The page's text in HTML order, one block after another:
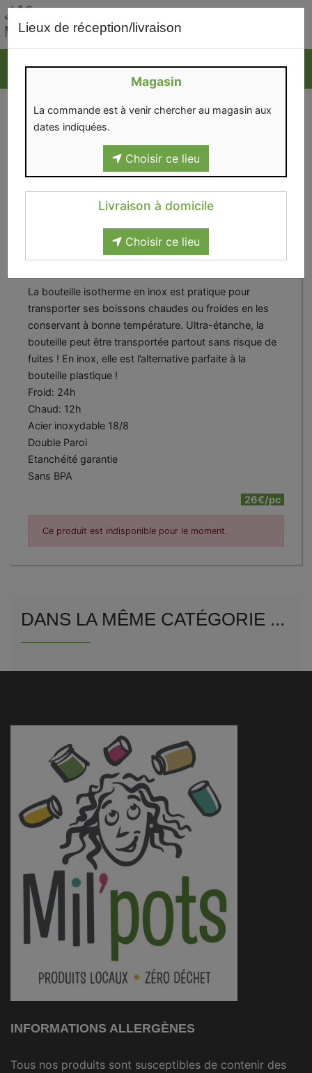
Lieux de réception/livraison
Magasin
La commande est à venir chercher au magasin aux
dates indiquées.
Choisir ce lieu
Livraison à domicile
Choisir ce lieu
Bouteille isotherme arty 260 ml
La bouteille isotherme en inox est pratique pour
transporter ses boissons chaudes ou froides en les
conservant à bonne température. Ultra-étanche, la
bouteille peut être transportée partout sans risque de
fuites ! En inox, elle est l’alternative parfaite à la
bouteille plastique !
Froid: 24h
Chaud: 12h
Acier inoxydable 18/8
Double Paroi
Etanchéité garantie
Sans BPA
26€/pc
Ce produit est indisponible pour le moment.
DANS LA MÊME CATÉGORIE ...
INFORMATIONS ALLERGÈNES
Tous nos produits sont susceptibles de contenir des